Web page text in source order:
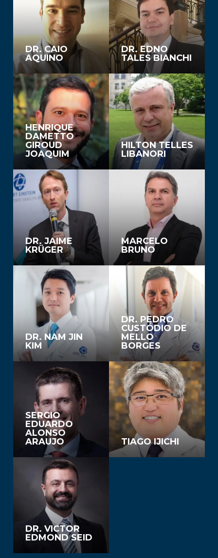
DR. CAIO
AQUINO
DR. EDNO
TALES BIANCHI
HENRIQUE
DAMETTO
GIROUD
JOAQUIM
HILTON TELLES
LIBANORI
DR. JAIME
KRÜGER
MARCELO
BRUNO
DR. NAM JIN
KIM
DR. PEDRO
CUSTÓDIO DE
MELLO
BORGES
SERGIO
EDUARDO
ALONSO
ARAUJO
TIAGO IJICHI
DR. VICTOR
EDMOND SEID